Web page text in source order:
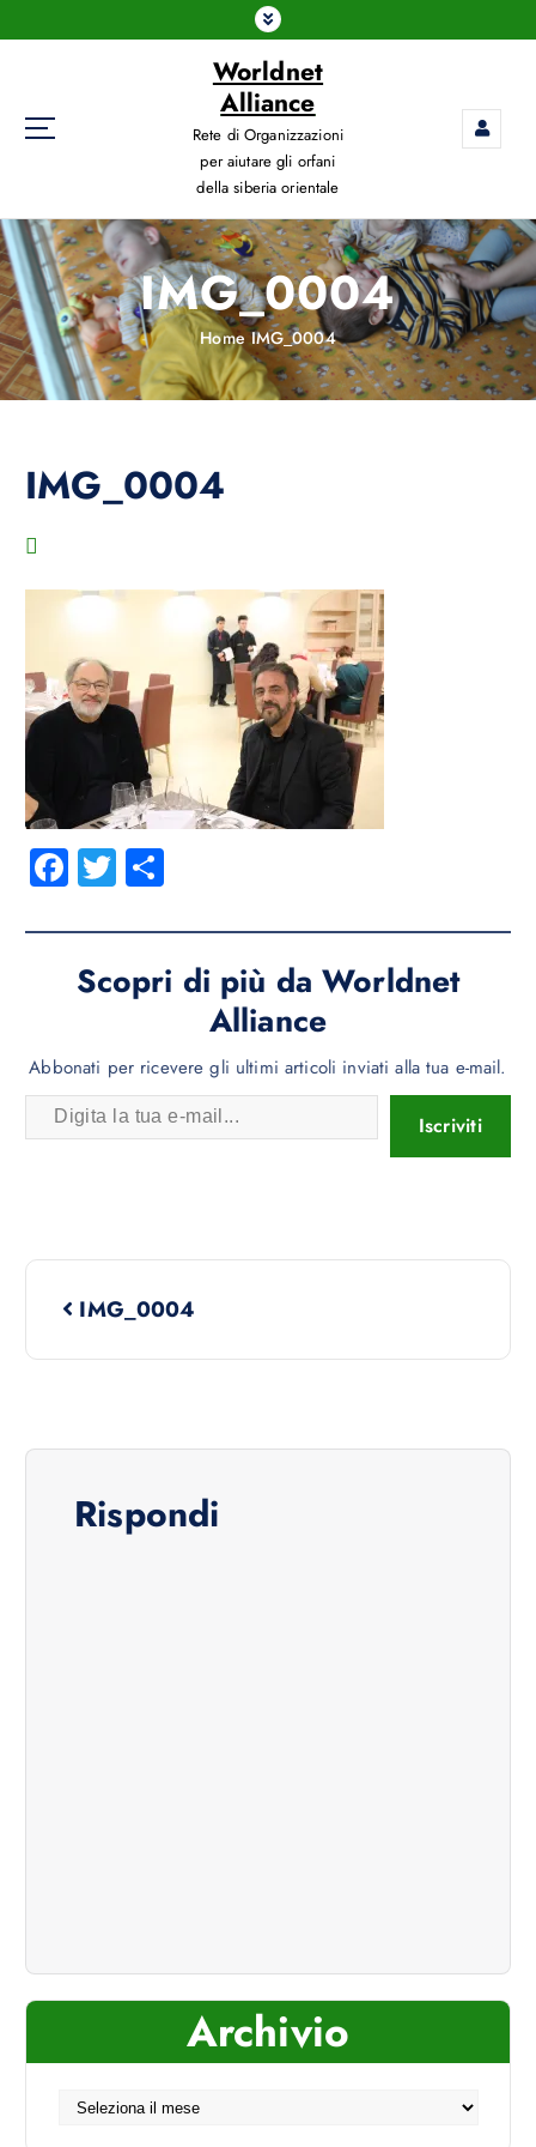
Worldnet
Alliance
Rete di Organizzazioni
per aiutare gli orfani
della siberia orientale
IMG_0004
Home IMG_0004
IMG_0004
Fa
ce
b
o
T
wi
tt
er
n
di
di
Scopri di più da Worldnet
Alliance
Abbonati per ricevere gli ultimi articoli inviati alla tua e-mail.
Iscriviti
IMG_0004
Rispondi
Archivio